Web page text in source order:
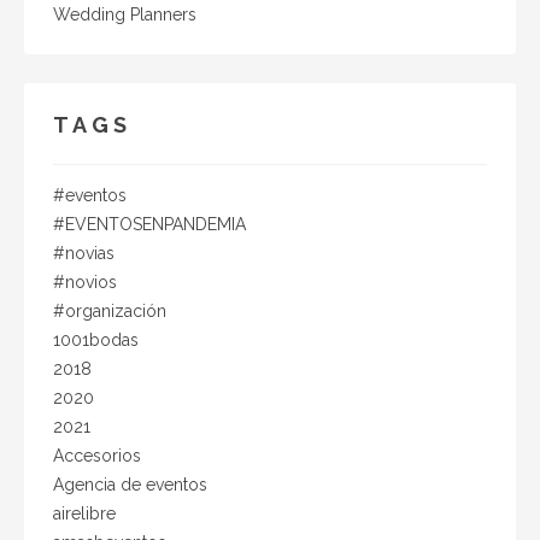
esta importante revista durante Colombiamoda 2019,
inspirada en los ritmos musicales de nuestras raíces
comodidad. Ritmos como Samba, Mambo, Tango y
Son, dan vida a sus estilos de espadrillas, sandalias,
suecos/mules, adornados con técnicas de bordado,
de esta colección un recorrido único por lo que nos
hace diferentes: el sabor de nuestros orígenes. Las
invito entonces a deleitarse un poco del maravilloso
trabajo de Silvia Cobos y les dejo su instagram para
que se antojen @silviacobosthebrand :"tejido a mano,
macramé y lazos creados manualmente por mujeres
trabajadoras"Es así como les presento un marca con
todo el sabor colombiano y nos vemos en una
próxima entrega de mucha moda y tendencias para
Wedding Planners
TAGS
#eventos
#EVENTOSENPANDEMIA
#novias
#novios
#organización
1001bodas
2018
2020
2021
Accesorios
Agencia de eventos
airelibre